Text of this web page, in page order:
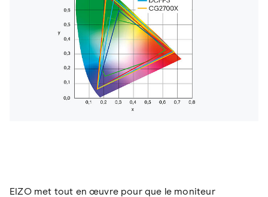
EIZO met tout en œuvre pour que le moniteur